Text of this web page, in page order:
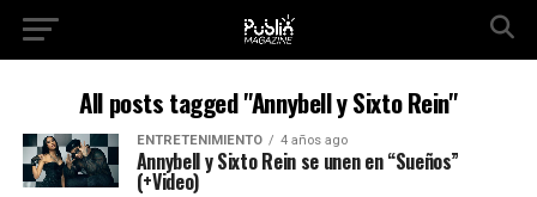
All posts tagged "Annybell y Sixto Rein"
ENTRETENIMIENTO 4 años ago
Annybell y Sixto Rein se unen en “Sueños”
(+Video)